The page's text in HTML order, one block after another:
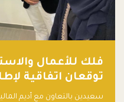
فلك للأعمال
توقعان اتفاقية
جريء تقني (STF) - مشغل من قبل فـلك
سعيدين بالتعاون مع أديم